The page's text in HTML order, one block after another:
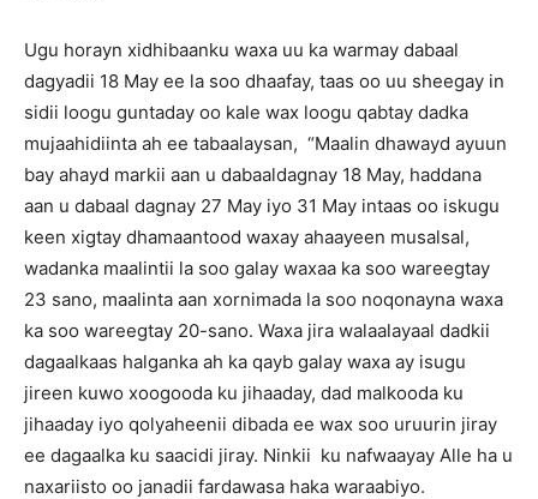
Ugu horayn xidhibaanku waxa uu ka warmay dabaal
dagyadii 18 May ee la soo dhaafay, taas oo uu sheegay in
sidii loogu guntaday oo kale wax loogu qabtay dadka
mujaahidiinta ah ee tabaalaysan, “Maalin dhawayd ayuun
bay ahayd markii aan u dabaaldagnay 18 May, haddana
aan u dabaal dagnay 27 May iyo 31 May intaas oo iskugu
keen xigtay dhamaantood waxay ahaayeen musalsal,
wadanka maalintii la soo galay waxaa ka soo wareegtay
23 sano, maalinta aan xornimada la soo noqonayna waxa
ka soo wareegtay 20-sano. Waxa jira walaalayaal dadkii
dagaalkaas halganka ah ka qayb galay waxa ay isugu
jireen kuwo xoogooda ku jihaaday, dad malkooda ku
jihaaday iyo qolyaheenii dibada ee wax soo uruurin jiray
ee dagaalka ku saacidi jiray. Ninkii ku nafwaayay Alle ha u
naxariisto oo janadii fardawasa haka waraabiyo.